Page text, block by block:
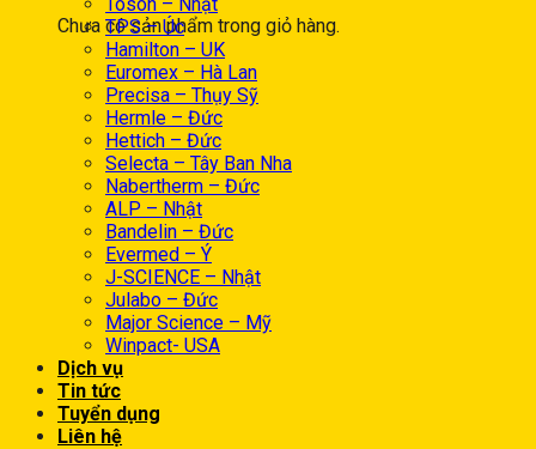
Chưa có sản phẩm trong giỏ hàng.
TPS – Úc
Hamilton – UK
Euromex – Hà Lan
Precisa – Thụy Sỹ
Hermle – Đức
Hettich – Đức
Selecta – Tây Ban Nha
Nabertherm – Đức
ALP – Nhật
Bandelin – Đức
Evermed – Ý
J-SCIENCE – Nhật
Julabo – Đức
Major Science – Mỹ
Winpact- USA
Dịch vụ
Tin tức
Tuyển dụng
Liên hệ